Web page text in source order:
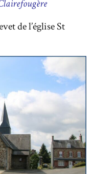
de l’église St